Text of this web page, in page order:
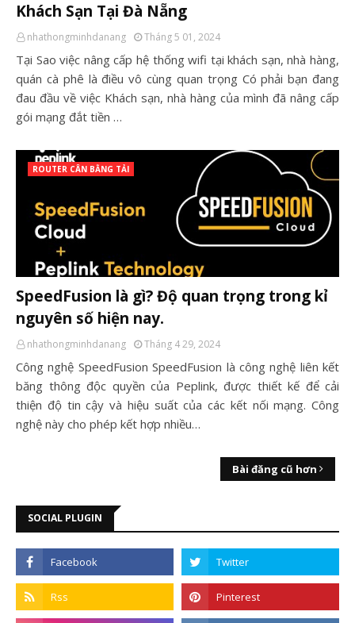
Khách Sạn Tại Đà Nẵng
nhathongminhdanang Tháng 5 01, 2024
Tại Sao việc nâng cấp hệ thống wifi tại khách sạn, nhà hàng,
quán cà phê là điều vô cùng quan trọng Có phải bạn đang
đau đầu về việc Khách sạn, nhà hàng của mình đã nâng cấp
gói mạng đắt tiền …
ROUTER CÂN BẰNG TẢI
SpeedFusion là gì? Độ quan trọng trong kỉ
nguyên số hiện nay.
nhathongminhdanang Tháng 4 29, 2024
Công nghệ SpeedFusion SpeedFusion là công nghệ liên kết
băng thông độc quyền của Peplink, được thiết kế để cải
thiện độ tin cậy và hiệu suất của các kết nối mạng. Công
nghệ này cho phép kết hợp nhiều…
Bài đăng cũ hơn
SOCIAL PLUGIN